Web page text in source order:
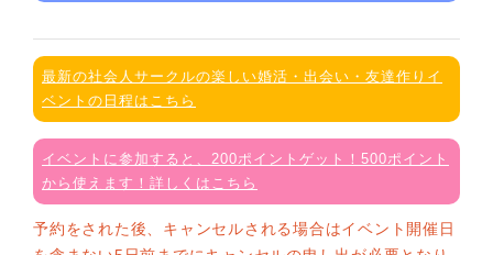
最新の社会人サークルの楽しい婚活・出会い・友達作りイ
ベントの日程はこちら
イベントに参加すると、200ポイントゲット！500ポイント
から使えます！詳しくはこちら
予約をされた後、キャンセルされる場合はイベント開催日